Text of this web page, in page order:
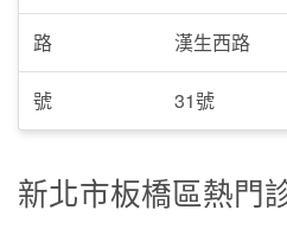
路 漢生西路
號 31號
新北市板橋區熱門